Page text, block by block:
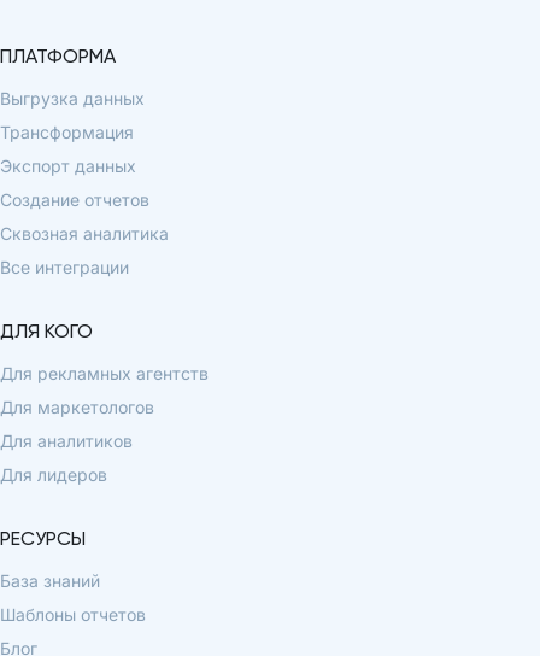
ПЛАТФОРМА
Выгрузка данных
Трансформация
Экспорт данных
Создание отчетов
Сквозная аналитика
Все интеграции
ДЛЯ КОГО
Для рекламных агентств
Для маркетологов
Для аналитиков
Для лидеров
РЕСУРСЫ
База знаний
Шаблоны отчетов
Блог